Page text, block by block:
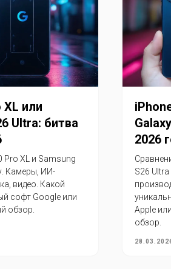
XL или
Ultra: битва
Pro XL и Samsung
Камеры, ИИ-
видео. Какой
софт Google или
обзор.
2026
S26
Apple
обзор.